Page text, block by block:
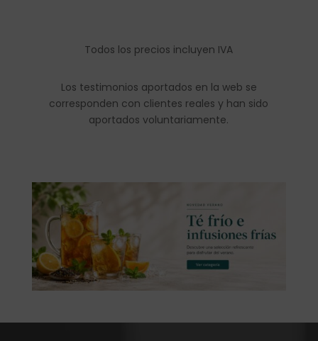
Todos los precios incluyen IVA
Los testimonios aportados en la web se
corresponden con clientes reales y han sido
aportados voluntariamente.